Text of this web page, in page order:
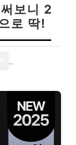
보니 2
로 딱!